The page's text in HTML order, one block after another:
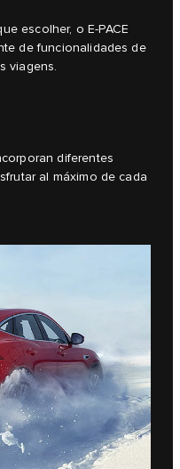
escolher, o E-PACE
de funcionalidades de
viagens.
diferentes
al máximo de cada